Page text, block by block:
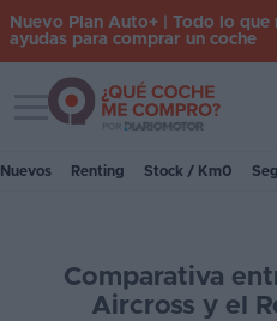
Iniciar
Coches
Nuevo Plan Auto+ | Todo lo que
ayudas para comprar un coche
Toggle navigation
Nuevos Renting Stock / Km0
Comparativa
Aircross y el